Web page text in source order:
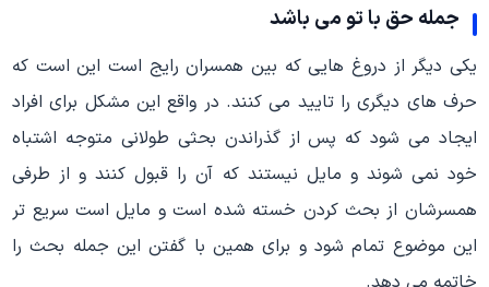
جمله حق با تو می باشد
یکی دیگر از دروغ هایی که بین همسران رایج است این است که
حرف های دیگری را تایید می کنند. در واقع این مشکل برای افراد
ایجاد می شود که پس از گذراندن بحثی طولانی متوجه اشتباه
خود نمی شوند و مایل نیستند که آن را قبول کنند و از طرفی
همسرشان از بحث کردن خسته شده است و مایل است سریع تر
این موضوع تمام شود و برای همین با گفتن این جمله بحث را